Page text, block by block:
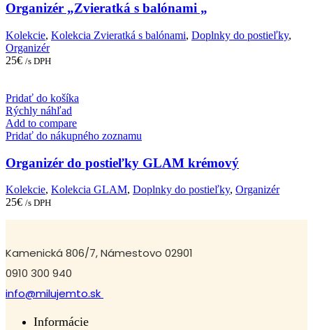
Organizér „Zvieratká s balónami „
Kolekcie, Kolekcia Zvieratká s balónami, Doplnky do postieľky,
Organizér
25€ /s DPH
Pridať do košíka
Rýchly náhľad
Add to compare
Pridať do nákupného zoznamu
Organizér do postieľky GLAM krémový
Kolekcie, Kolekcia GLAM, Doplnky do postieľky, Organizér
25€ /s DPH
Kamenická 806/7, Námestovo 02901
0910 300 940
info@milujemto.sk
Informácie